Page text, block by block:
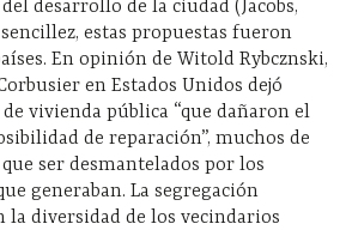
desarrollo de la ciudad (Jacobs,
sencillez, estas propuestas fueron
En opinión de Witold Rybcznski,
en Estados Unidos dejó
vivienda pública “que dañaron el
de reparación”, muchos de
ser desmantelados por los
generaban. La segregación
la diversidad de los vecindarios